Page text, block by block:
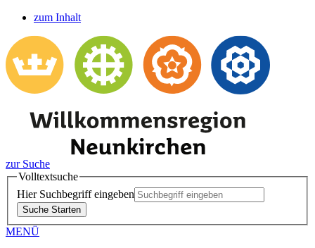
zum Inhalt
zur Suche
Volltextsuche
Hier Suchbegriff eingeben
Suche Starten
MENÜ